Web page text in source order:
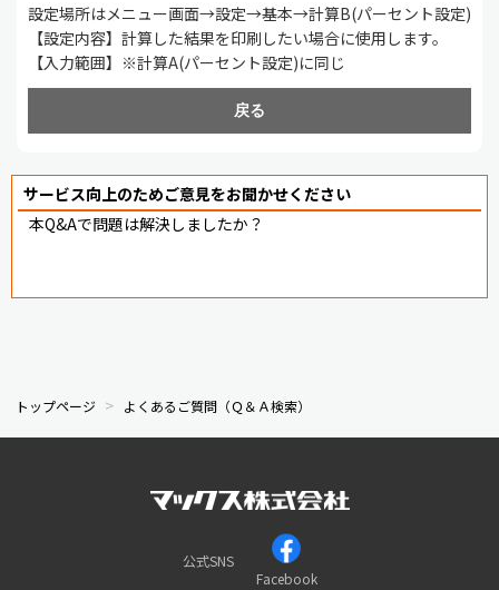
設定場所はメニュー画面→設定→基本→計算B(パーセント設定)
【設定内容】計算した結果を印刷したい場合に使用します。
【入力範囲】※計算A(パーセント設定)に同じ
戻る
サービス向上のためご意見をお聞かせください
本Q&Aで問題は解決しましたか？
トップページ よくあるご質問（Ｑ＆Ａ検索）
公式SNS
Facebook